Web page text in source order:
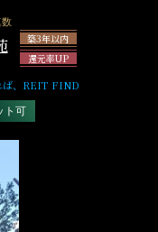
数
築3年以内
還元率UP
ば、REIT FIND
ト可